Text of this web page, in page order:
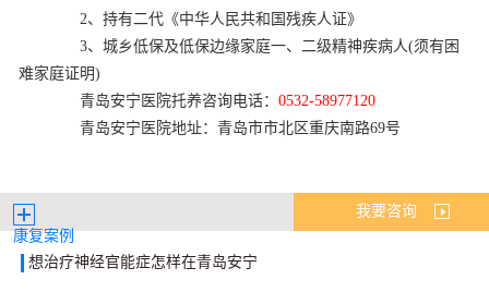
2、持有二代《中华人民共和国残疾人证》
3、城乡低保及低保边缘家庭一、二级精神疾病人(须有困
难家庭证明)
青岛安宁医院托养咨询电话： 0532-58977120
青岛安宁医院地址：青岛市市北区重庆南路69号
康复案例
我要咨询
想治疗神经官能症怎样在青岛安宁